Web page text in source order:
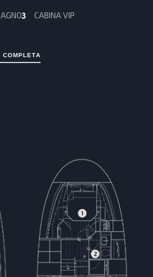
CABINA VIP
COMPLETA